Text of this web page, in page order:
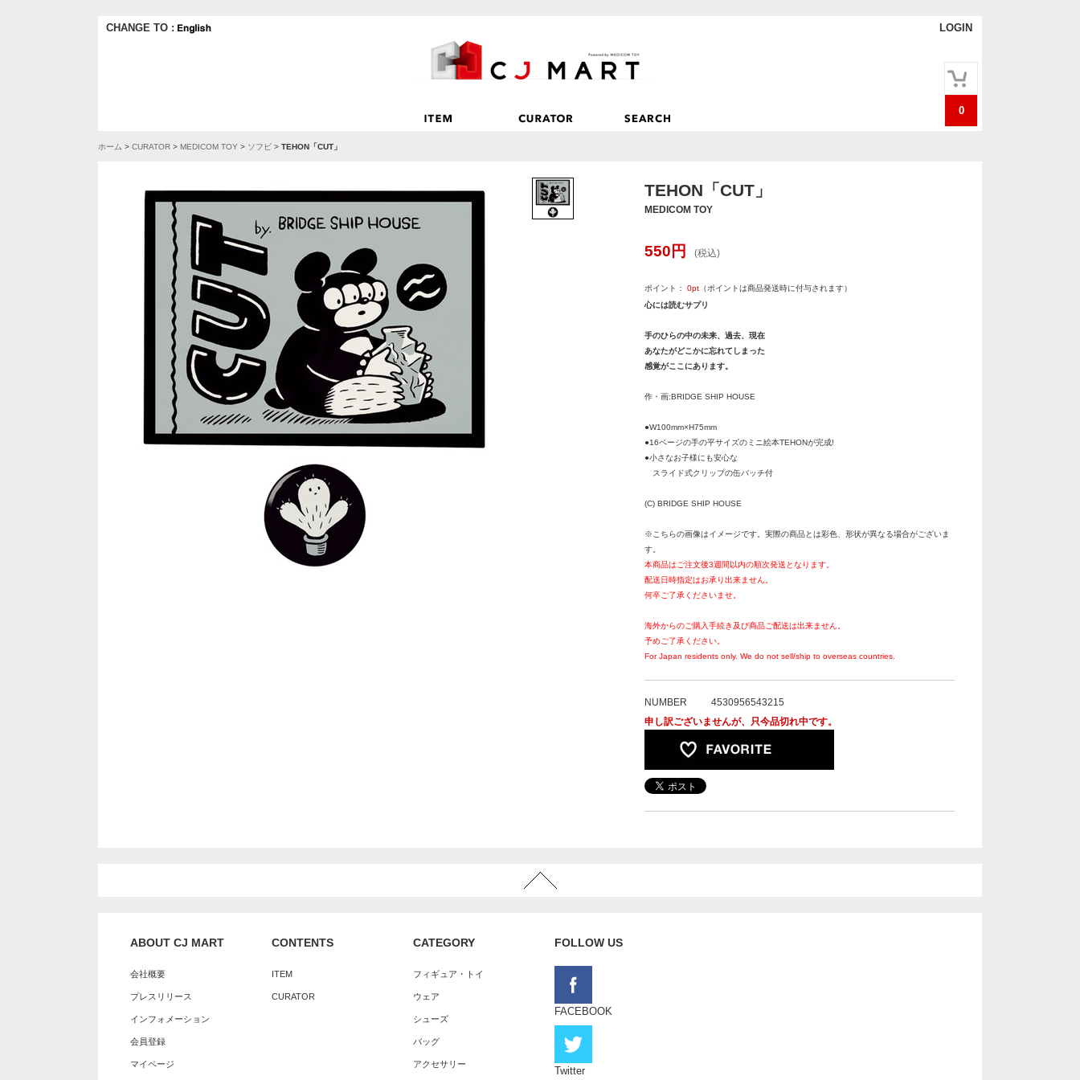
CHANGE TO : LOGIN
0
ホーム > CURATOR > MEDICOM TOY > ソフビ > TEHON「CUT」
TEHON「CUT」
MEDICOM TOY
550 円 (税込)
ポイント： 0pt （ポイントは商品発送時に付与されます）
心には読むサプリ
手のひらの中の未来、過去、現在
あなたがどこかに忘れてしまった
感覚がここにあります。
作・画:BRIDGE SHIP HOUSE
●W100mm×H75mm
●16ページの手の平サイズのミニ絵本TEHONが完成!
●小さなお子様にも安心な
スライド式クリップの缶バッチ付
(C) BRIDGE SHIP HOUSE
※こちらの画像はイメージです。実際の商品とは彩色、形状が異なる場合がございま
す。
本商品はご注文後3週間以内の順次発送となります。
配送日時指定はお承り出来ません。
何卒ご了承くださいませ。
海外からのご購入手続き及び商品ご配送は出来ません。
予めご了承ください。
For Japan residents only. We do not sell/ship to overseas countries.
NUMBER
4530956543215
申し訳ございませんが、只今品切れ中です。
ABOUT CJ MART
会社概要
プレスリリース
インフォメーション
会員登録
マイページ
CONTENTS
ITEM
CURATOR
CATEGORY
フィギュア・トイ
ウェア
シューズ
バッグ
アクセサリー
FOLLOW US
FACEBOOK
Twitter